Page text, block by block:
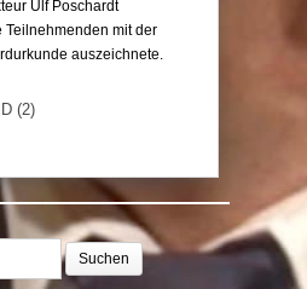
Ulf Poschardt
Teilnehmenden mit der
auszeichnete.
(2)